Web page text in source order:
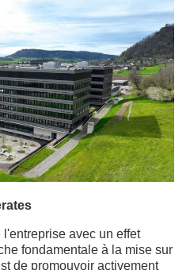
avec un effet
fondamentale à la mise sur
de promouvoir activement